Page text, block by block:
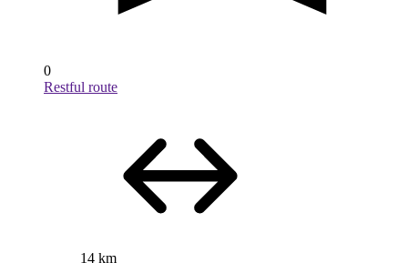
0
Restful route
14 km